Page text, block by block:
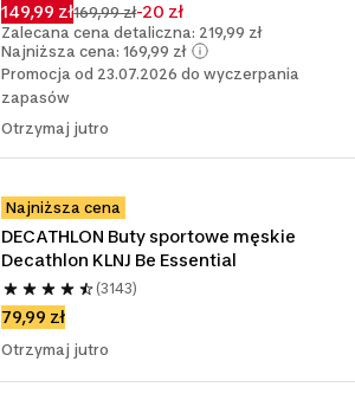
149,99 zł169,99 zł-20 zł
Zalecana cena detaliczna: 219,99 zł
Najniższa cena: 169,99 zł
Promocja od 23.07.2026 do wyczerpania
zapasów
Otrzymaj jutro
Najniższa cena
DECATHLON Buty sportowe męskie
Decathlon KLNJ Be Essential
(3143)
79,99 zł
Otrzymaj jutro